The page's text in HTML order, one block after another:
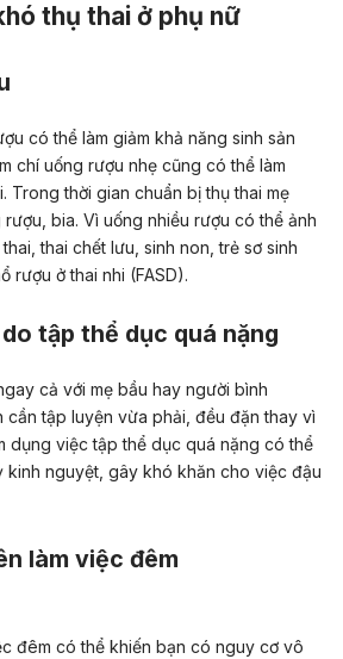
thụ thai ở phụ nữ
có thể làm giảm khả năng sinh sản
chí uống rượu nhẹ cũng có thể làm
Trong thời gian chuẩn bị thụ thai mẹ
bia. Vì uống nhiều rượu có thể ảnh
thai chết lưu, sinh non, trẻ sơ sinh
rượu ở thai nhi (FASD).
tập thể dục quá nặng
cả với mẹ bầu hay người bình
cần tập luyện vừa phải, đều đặn thay vì
dụng việc tập thể dục quá nặng có thể
kinh nguyệt, gây khó khăn cho việc đậu
làm việc đêm
đêm có thể khiến bạn có nguy cơ vô